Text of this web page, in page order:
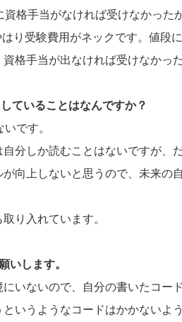
格手当がなければ受けなかった
り受験費用がネックです。値段
格手当が出なければ受けなかった
ていることはなんですか？
です。
分しか読むことはないですが、
向上しないと思うので、未来の
り入れています。
します。
いないので、自分の書いたコー
いうようなコードはかかないよ